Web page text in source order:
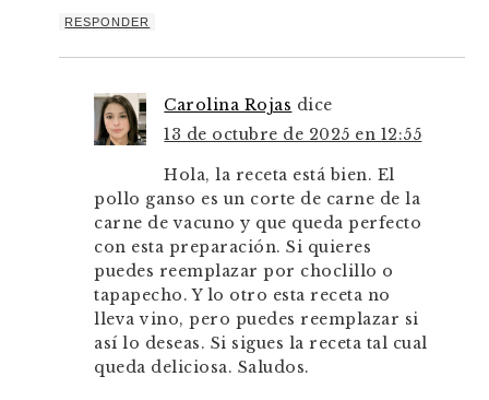
RESPONDER
Carolina Rojas dice
13 de octubre de 2025 en 12:55
Hola, la receta está bien. El
pollo ganso es un corte de carne de la
carne de vacuno y que queda perfecto
con esta preparación. Si quieres
puedes reemplazar por choclillo o
tapapecho. Y lo otro esta receta no
lleva vino, pero puedes reemplazar si
así lo deseas. Si sigues la receta tal cual
queda deliciosa. Saludos.